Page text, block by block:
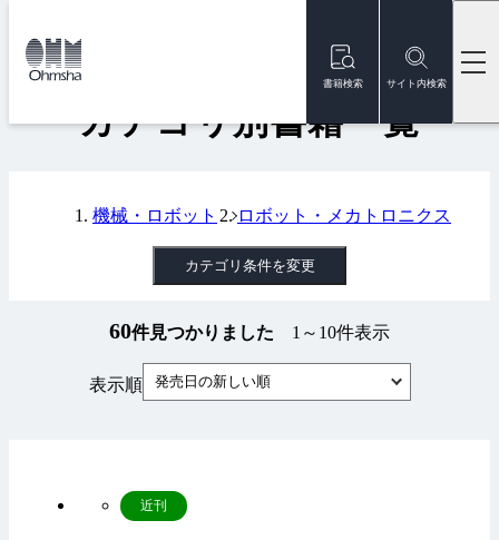
書籍検索 サイト内検索
トップ
カテゴリ別書籍一覧
機械・ロボット ロボット・メカトロニクス
カテゴリ条件を変更
60件見つかりました 1～10件表示
表示順 発売日の新しい順
近刊